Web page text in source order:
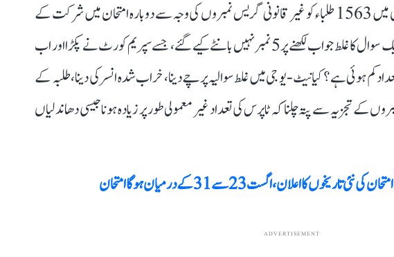
دوسرا سوال یہ کیا ہے کہ کیا نیٹ-یو جی میں 1563 طلباء کو غیر قانونی گریس نمبروں کی وجہ سے دوبارہ امتحان میں شرکت کے
لیے نہیں کہا گیا؟ کیا 4 لاکھ طلباء میں ایک سوال کا غلط جواب لکھنے پر 5 نمبر نہیں بانٹے کیے گئے، جسے سپریم کورٹ نے پکڑا اور اب
ہوئی ہے؟ کیا نیٹ-یو جی میں غلط سوالیہ پرچے دینا، خراب شدہ انسر کی دینا، طلبہ کے
کے تجزیہ سے پتہ چلنا کہ ٹاپرس کی تعداد غیر معمولی طور پر زیادہ ہونا جیسی دھاندلیاں
کا اعلان، اگست 23 سے 31 کے درمیان ہوگا امتحان
ADVERTISEMENT